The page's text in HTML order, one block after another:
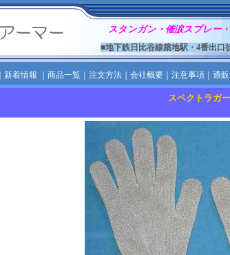
スタンガン・催涙スプレー
■地下鉄日比谷線築地駅・4番出
新着情報 商品一覧｜ 注文方法｜ 会社概要｜ 注意事項｜ 通
スペクトラガ